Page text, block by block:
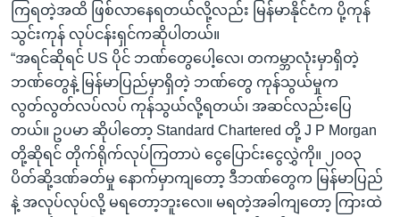
ကြရတဲ့အထိ ဖြစ်လာနေရတယ်လို့လည်း မြန်မာနိုင်ငံက ပို့ကုန်
သွင်းကုန် လုပ်ငန်းရှင်ကဆိုပါတယ်။
“အရင်ဆိုရင် US ပိုင် ဘဏ်တွေပေါ့လေ၊ တကမ္ဘာလုံးမှာရှိတဲ့
ဘဏ်တွေနဲ့ မြန်မာပြည်မှာရှိတဲ့ ဘဏ်တွေ ကုန်သွယ်မှုက
လွတ်လွတ်လပ်လပ် ကုန်သွယ်လို့ရတယ်၊ အဆင်လည်းပြေ
တယ်။ ဥပမာ ဆိုပါတော့ Standard Chartered တို့ J P Morgan
တို့ဆိုရင် တိုက်ရိုက်လုပ်ကြတာပဲ ငွေပြောင်းငွေလွှဲကို။ ၂၀၀၃
ပိတ်ဆို့ဒဏ်ခတ်မှု နောက်မှာကျတော့ ဒီဘဏ်တွေက မြန်မာပြည်
နဲ့ အလုပ်လုပ်လို့ မရတော့ဘူးလေ။ မရတဲ့အခါကျတော့ ကြားထဲ